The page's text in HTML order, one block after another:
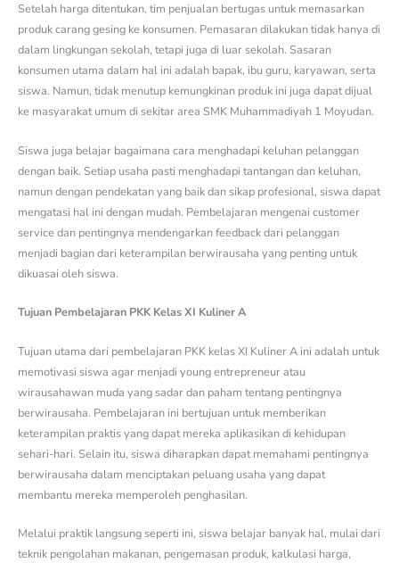
Setelah harga ditentukan, tim penjualan bertugas untuk memasarkan
produk carang gesing ke konsumen. Pemasaran dilakukan tidak hanya di
dalam lingkungan sekolah, tetapi juga di luar sekolah. Sasaran
konsumen utama dalam hal ini adalah bapak, ibu guru, karyawan, serta
siswa. Namun, tidak menutup kemungkinan produk ini juga dapat dijual
ke masyarakat umum di sekitar area SMK Muhammadiyah 1 Moyudan.
Siswa juga belajar bagaimana cara menghadapi keluhan pelanggan
dengan baik. Setiap usaha pasti menghadapi tantangan dan keluhan,
namun dengan pendekatan yang baik dan sikap profesional, siswa dapat
mengatasi hal ini dengan mudah. Pembelajaran mengenai customer
service dan pentingnya mendengarkan feedback dari pelanggan
menjadi bagian dari keterampilan berwirausaha yang penting untuk
dikuasai oleh siswa.
Tujuan Pembelajaran PKK Kelas XI Kuliner A
Tujuan utama dari pembelajaran PKK kelas XI Kuliner A ini adalah untuk
memotivasi siswa agar menjadi young entrepreneur atau
wirausahawan muda yang sadar dan paham tentang pentingnya
berwirausaha. Pembelajaran ini bertujuan untuk memberikan
keterampilan praktis yang dapat mereka aplikasikan di kehidupan
sehari-hari. Selain itu, siswa diharapkan dapat memahami pentingnya
berwirausaha dalam menciptakan peluang usaha yang dapat
membantu mereka memperoleh penghasilan.
Melalui praktik langsung seperti ini, siswa belajar banyak hal, mulai dari
teknik pengolahan makanan, pengemasan produk, kalkulasi harga,